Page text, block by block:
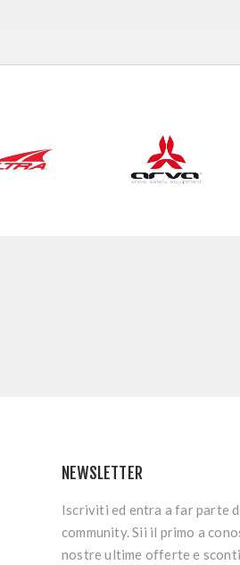
NEWSLETTER
Iscriviti ed entra a far parte
community. Sii il primo a
nostre ultime offerte e